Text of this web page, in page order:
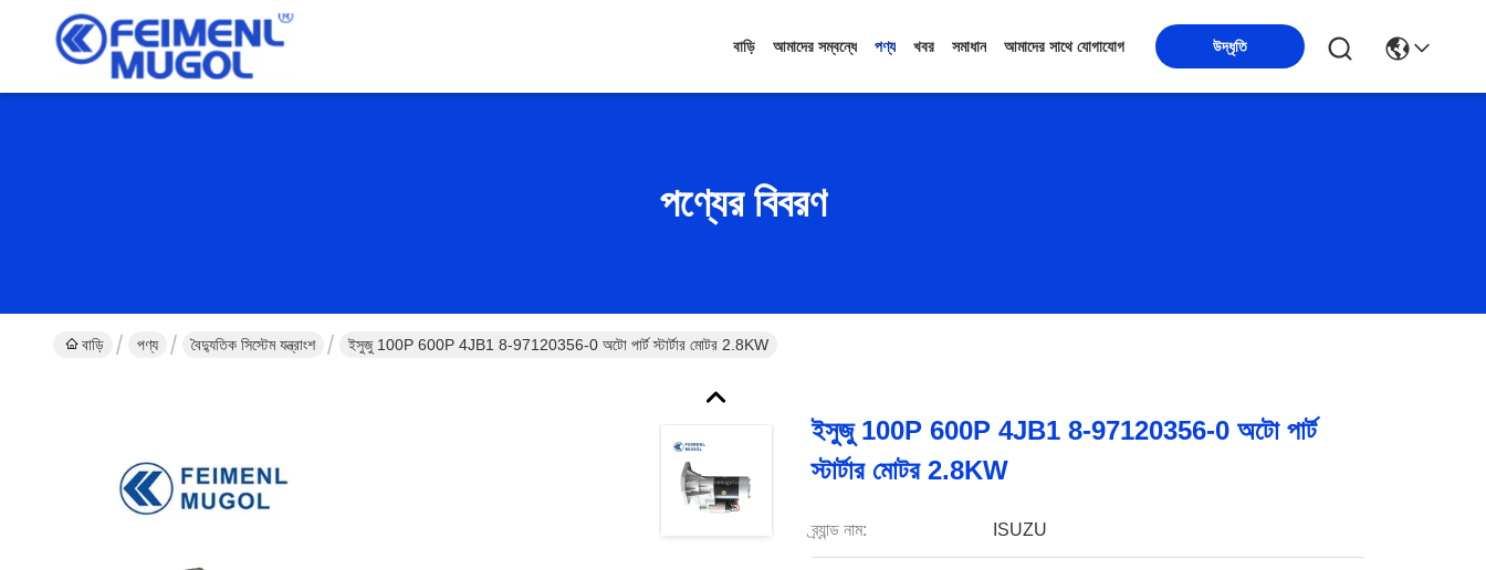
বাড়ি আমাদের সম্বন্ধে পণ্য খবর সমাধান আমাদের সাথে যোগাযোগ উদ্ধৃতি
পণ্যের বিবরণ
বাড়ি পণ্য বৈদ্যুতিক সিস্টেম যন্ত্রাংশ ইসুজু 100P 600P 4JB1 8-97120356-0 অটো পার্ট স্টার্টার মোটর 2.8KW
ইসুজু 100P 600P 4JB1 8-97120356-0 অটো পার্ট
স্টার্টার মোটর 2.8KW
ব্র্যান্ড নাম: ISUZU